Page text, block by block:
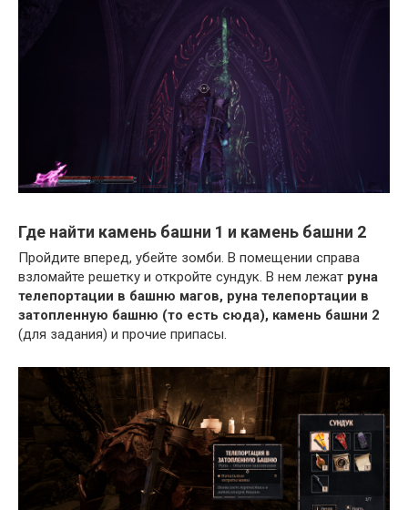
Где найти камень башни 1 и камень башни 2
Пройдите вперед, убейте зомби. В помещении справа
взломайте решетку и откройте сундук. В нем лежат руна
телепортации в башню магов, руна телепортации в
затопленную башню (то есть сюда), камень башни 2
(для задания) и прочие припасы.